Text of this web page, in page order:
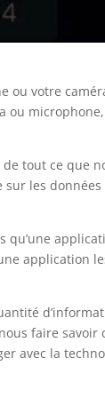
votre
ou
tout ce que
les
application
faire
avec la